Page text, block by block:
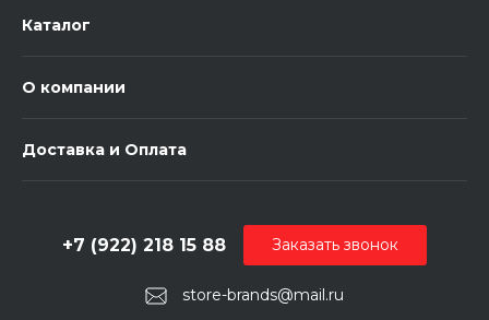
Каталог
О компании
Доставка и Оплата
store-brands@mail.ru
+7 (922) 218 15 88 Заказать звонок